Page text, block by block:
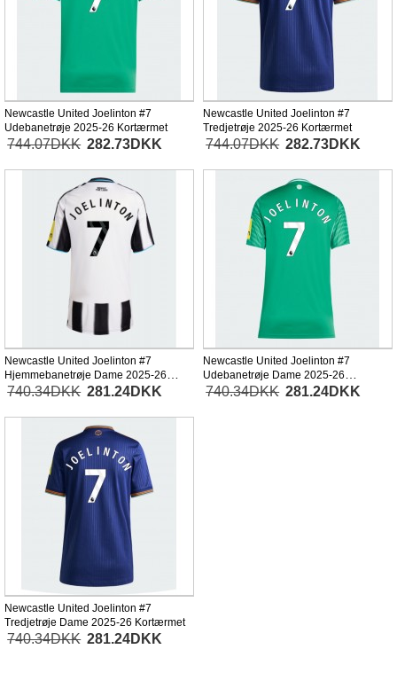
Newcastle United Joelinton #7
Udebanetrøje 2025-26 Kortærmet
744.07DKK 282.73DKK
Newcastle United Joelinton #7
Tredjetrøje 2025-26 Kortærmet
744.07DKK 282.73DKK
Newcastle United Joelinton #7
Hjemmebanetrøje Dame 2025-26
Kortærmet
740.34DKK 281.24DKK
Newcastle United Joelinton #7
Udebanetrøje Dame 2025-26
Kortærmet
740.34DKK 281.24DKK
Newcastle United Joelinton #7
Tredjetrøje Dame 2025-26 Kortærmet
740.34DKK 281.24DKK